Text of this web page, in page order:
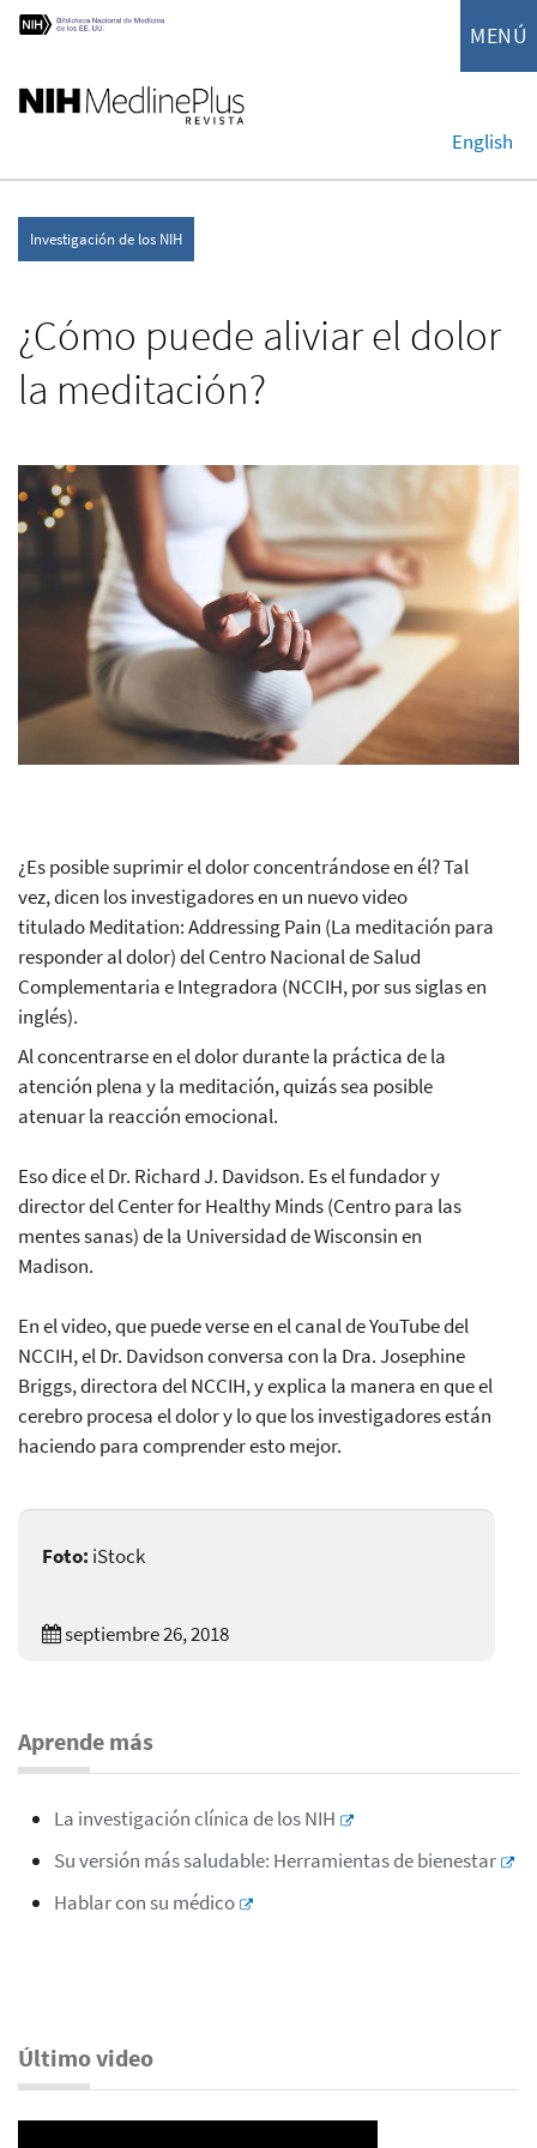
MENÚ
English
Investigación de los NIH
¿Cómo puede aliviar el dolor
la meditación?
¿Es posible suprimir el dolor concentrándose en él? Tal
vez, dicen los investigadores en un nuevo video
titulado Meditation: Addressing Pain (La meditación para
responder al dolor) del Centro Nacional de Salud
Complementaria e Integradora (NCCIH, por sus siglas en
inglés).
Al concentrarse en el dolor durante la práctica de la
atención plena y la meditación, quizás sea posible
atenuar la reacción emocional.
Eso dice el Dr. Richard J. Davidson. Es el fundador y
director del Center for Healthy Minds (Centro para las
mentes sanas) de la Universidad de Wisconsin en
Madison.
En el video, que puede verse en el canal de YouTube del
NCCIH, el Dr. Davidson conversa con la Dra. Josephine
Briggs, directora del NCCIH, y explica la manera en que el
cerebro procesa el dolor y lo que los investigadores están
haciendo para comprender esto mejor.
Foto: iStock
septiembre 26, 2018
Aprende más
La investigación clínica de los NIH
Su versión más saludable: Herramientas de bienestar
Hablar con su médico
Último video